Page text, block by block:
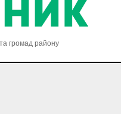
громад району